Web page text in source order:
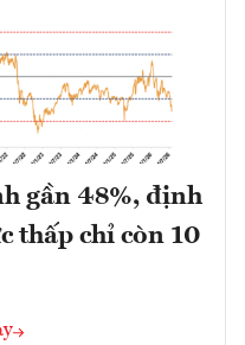
gần 48%, định
thấp chỉ còn 10